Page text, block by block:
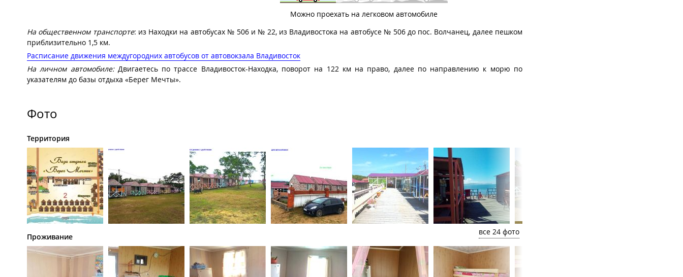
Можно проехать на легковом автомобиле
На общественном транспорте: из Находки на автобусах № 506 и № 22, из Владивостока на автобусе № 506 до пос. Волчанец, далее пешком
приблизительно 1,5 км.
Расписание движения междугородних автобусов от автовокзала Владивосток
На личном автомобиле:Двигаетесь по трассе Владивосток-Находка, поворот на 122 км на право, далее по направлению к морю по
указателям до базы отдыха «Берег Мечты».
Фото
Территория
все 24 фото
Проживание